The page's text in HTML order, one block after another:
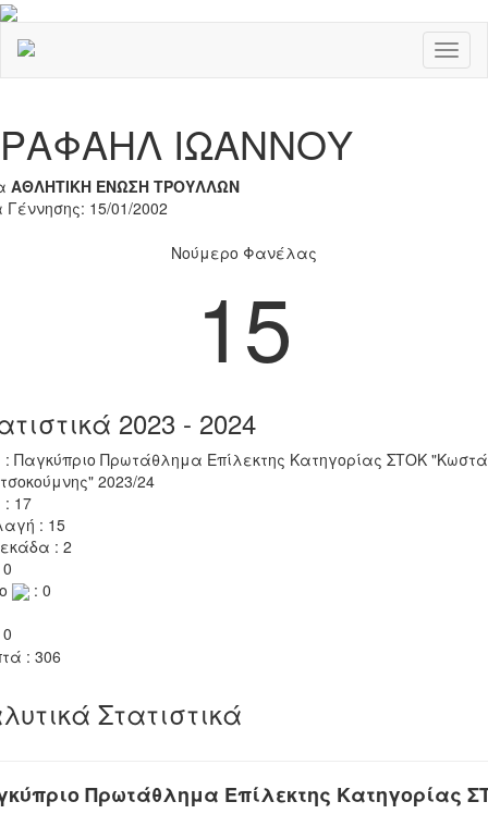
ΡΑΦΑΗΛ ΙΩΑΝΝΟΥ
ΑΘΛΗΤΙΚΗ ΕΝΩΣΗ ΤΡΟΥΛΛΩΝ
Γέννησης: 15/01/2002
Νούμερο Φανέλας
15
2023 - 2024
: Παγκύπριο Πρωτάθλημα Επίλεκτης Κατηγορίας ΣΤΟΚ
2023/24
: 17
: 15
: 2
: 0
: 306
Στατιστικά
Πρωτάθλημα Επίλεκτης Κατηγορίας